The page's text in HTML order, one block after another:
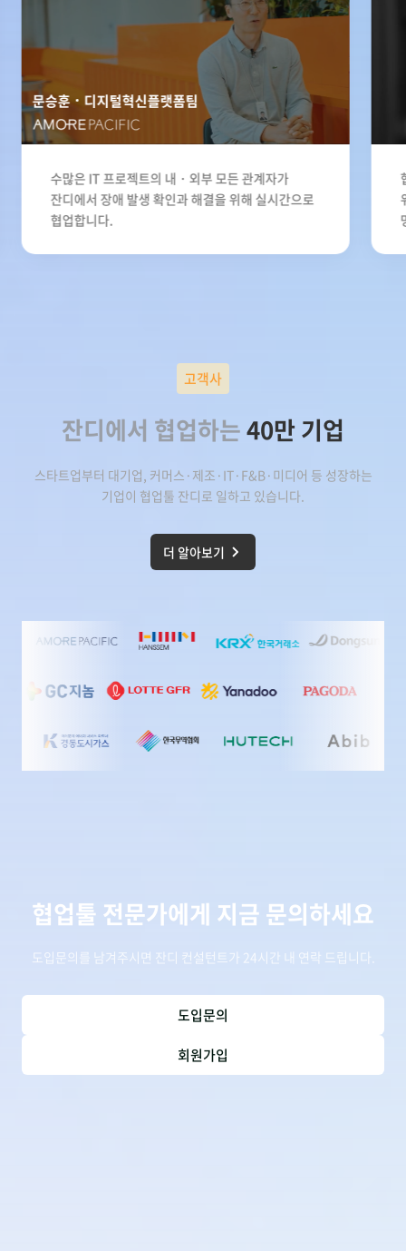
문승훈 디지털혁신플랫폼팀
수많은 IT 프로젝트의 내・외부 모든 관계자가
잔디에서 장애 발생 확인과 해결을 위해 실시간으로
협업합니다.
고객사
잔디에서 협업하는40만 기업
스타트업부터 대기업, 커머스·제조·IT·F&B·미디어 등 성장하는
기업이 협업툴 잔디 로 일하고 있습니다.
더 알아보기
협업툴 전문가에게 지금 문의하세요
도입문의를 남겨주시면 잔디 컨설턴트가 24시간 내 연락 드립니다.
도입문의
회원가입